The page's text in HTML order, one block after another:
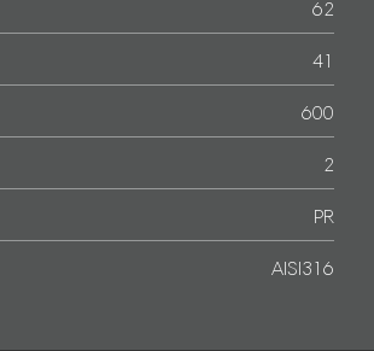
62
41
600
2
PR
AISI316